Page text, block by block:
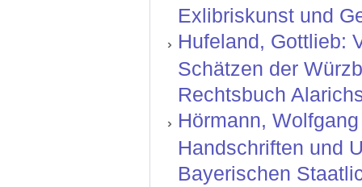
Exlibriskunst und
Hufeland, Gottlieb:
Schätzen der
Rechtsbuch
Hörmann,
Handschriften und
Bayerischen